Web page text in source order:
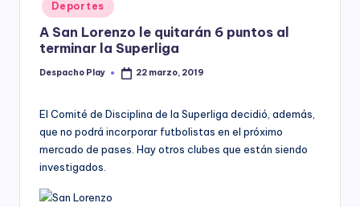
y
in
Deportes
A San Lorenzo le quitarán 6 puntos al
terminar la Superliga
Posted
Despacho Play 22 marzo, 2019
El Comité de Disciplina de la Superliga decidió, además,
que no podrá incorporar futbolistas en el próximo
mercado de pases. Hay otros clubes que están siendo
investigados.